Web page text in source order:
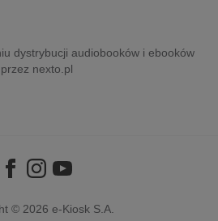
dystrybucji audiobooków i ebooków
przez nexto.pl
© 2026 e-Kiosk S.A.